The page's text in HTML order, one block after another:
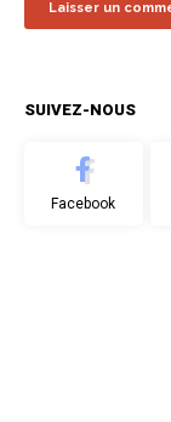
SUIVEZ-NOUS
Facebook